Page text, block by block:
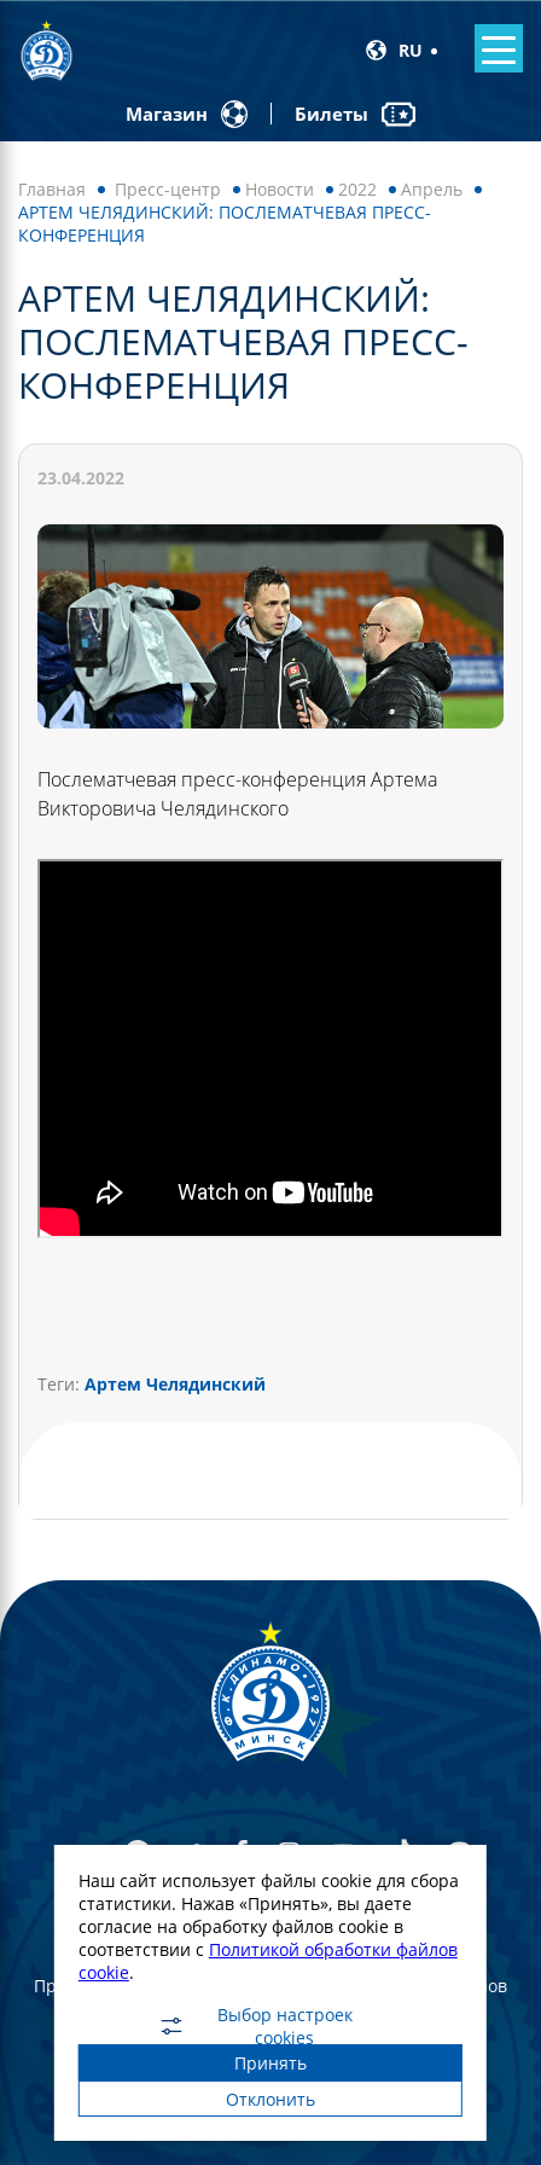
RU
Магазин Билеты
Главная Пресс-центр Новости 2022
Апрель
АРТЕМ ЧЕЛЯДИНСКИЙ: ПОСЛЕМАТЧЕВАЯ ПРЕСС-
КОНФЕРЕНЦИЯ
АРТЕМ ЧЕЛЯДИНСКИЙ:
ПОСЛЕМАТЧЕВАЯ ПРЕСС-
КОНФЕРЕНЦИЯ
23.04.2022
Послематчевая пресс-конференция Артема
Викторовича Челядинского
Теги: Артем Челядинский
© Футбольный Клуб Динамо-Минск. 2022
При полном или частичном использовании материалов
ссылка на официальный сайт ФК Динамо Минск
обязательна
Создание и продвижение сайта -
WebGroup.PRO
Наш сайт использует файлы cookie для сбора
статистики. Нажав «Принять», вы даете
согласие на обработку файлов cookie в
соответствии с Политикой обработки файлов
cookie.
Выбор настроек
cookies
Принять
Отклонить